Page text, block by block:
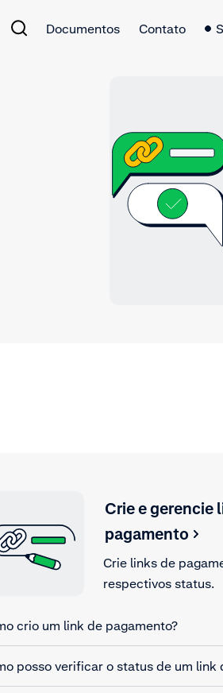
Documentos Contato
Crie e gerencie
pagamento
Crie links de
respectivos status.
crio um link de pagamento?
posso verificar o status de um link